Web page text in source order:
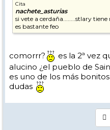
Cita
nachete_asturias
si vete a cerdaña........stlary
es bastante feo
comorrr?
es la 2ª vez
alucino ¿el pueblo de
es uno de los más
dudas